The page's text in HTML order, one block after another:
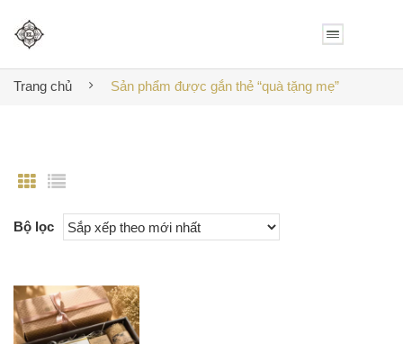
Trang chủ Sản phẩm được gắn thẻ “quà tặng mẹ”
Bộ lọc